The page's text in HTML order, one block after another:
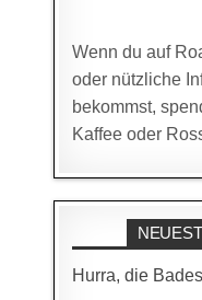
Wenn du auf
oder nützliche
bekommst,
Kaffee oder
Hurra, die